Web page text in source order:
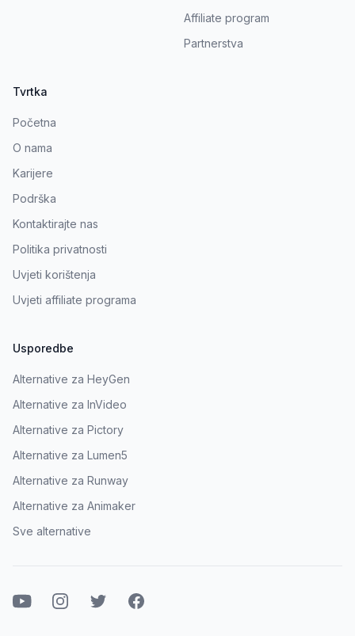
Affiliate program
Partnerstva
Tvrtka
Početna
O nama
Karijere
Podrška
Kontaktirajte nas
Politika privatnosti
Uvjeti korištenja
Uvjeti affiliate programa
Usporedbe
Alternative za HeyGen
Alternative za InVideo
Alternative za Pictory
Alternative za Lumen5
Alternative za Runway
Alternative za Animaker
Sve alternative
YoutubeInstagramTwitterFacebook